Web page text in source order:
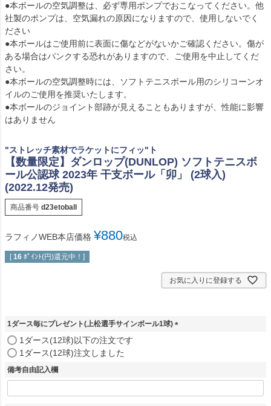
●本ボールの空気調整は、必ず専用ポンプでおこなってください。他
社製のポンプは、空気漏れの原因になりますので、使用しないでく
ださい
●本ボールはご使用前に表面に傷などがないかご確認ください。傷が
ある場合はパンクする恐れがありますので、ご使用を中止してくだ
さい。
●本ボールの空気調整時には、ソフトテニスボール用のシリコーンオ
イルのご使用を推奨いたします。
●本ボールのジョイント部跡が見えることもありますが、性能に影響
はありません
"ストレッチ素材でラケットにフィッ"ト
【数量限定】ダンロップ(DUNLOP) ソフトテニスボ
ール公認球 2023年 干支ボール「卯」 (2球入)
(2022.12発売)
商品番号 d23etoball
ラフィノWEB本店価格 ¥880税込
[ 16 ﾎﾟｲﾝﾄ(円)還元中！]
お気に入りに登録する
1ダース毎にプレゼント(上松選手サインボール1球)
1ダース(12球)以下の注文です
1ダース(12球)注文しました
備考自由記入欄